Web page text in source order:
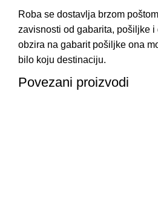
Roba se dostavlja brzom
zavisnosti od gabarita, pošiljke i
obzira na gabarit pošiljke ona
bilo koju destinaciju.
Povezani proizvodi